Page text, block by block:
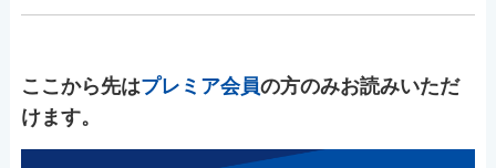
ここから先はプレミア会員の方のみお読みいただ
けます。